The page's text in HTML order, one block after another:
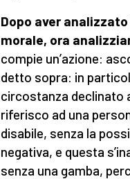
Dopo aver analizzato
morale, ora
compie un’azione:
detto sopra: in
circostanza declinato
riferisco ad una
disabile, senza la
negativa, e questa
senza una gamba,